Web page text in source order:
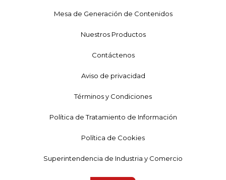
Mesa de Generación de Contenidos
Nuestros Productos
Contáctenos
Aviso de privacidad
Términos y Condiciones
Política de Tratamiento de Información
Política de Cookies
Superintendencia de Industria y Comercio